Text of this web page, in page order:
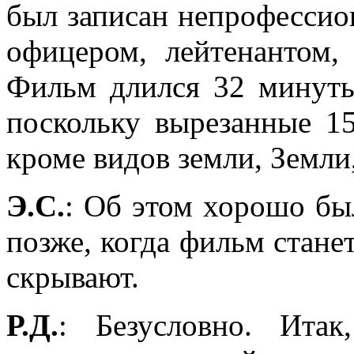
был записан
офицером,
Фильм длился 32
поскольку вырезанные
кроме видов земли,
Э.С.: Об этом хорошо
позже, когда фильм
скрывают.
Р.Д.: Безусловно.